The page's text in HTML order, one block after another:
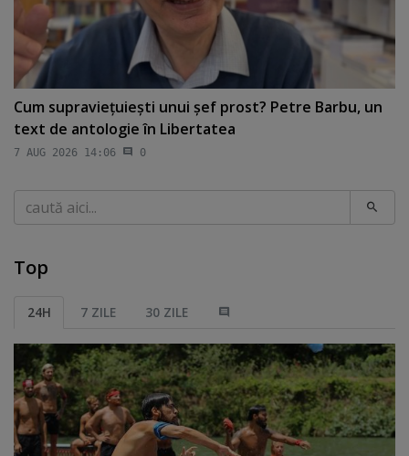
Cum supravieţuieşti unui şef prost? Petre Barbu, un
text de antologie în Libertatea
7 AUG 2026 14:06 0
Caută
Top
24H 7 ZILE 30 ZILE